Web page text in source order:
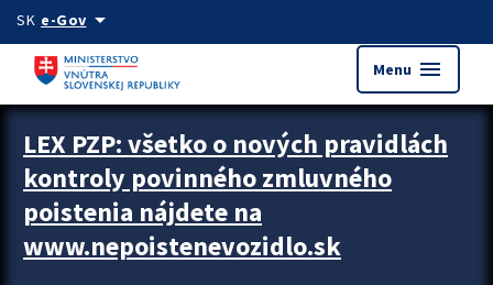
Preskocit na hlavný obsah
SK e-Govarrow_drop_down
Menu menu
Zastavit automatický posun upútavok
LEX PZP: všetko o nových pravidlách
kontroly povinného zmluvného
poistenia nájdete na
www.nepoistenevozidlo.sk